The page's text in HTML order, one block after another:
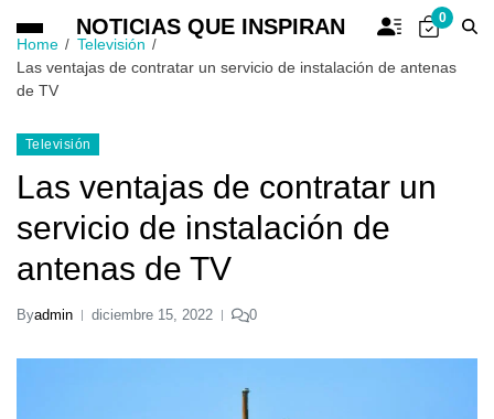
NOTICIAS QUE INSPIRAN 0
Home
Televisión
Las ventajas de contratar un servicio de instalación de antenas
de TV
Televisión
Las ventajas de contratar un
servicio de instalación de
antenas de TV
Byadmin diciembre 15, 2022 0